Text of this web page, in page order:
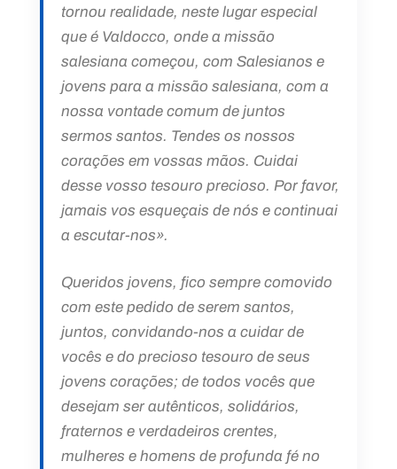
tornou realidade, neste lugar especial
que é Valdocco, onde a missão
salesiana começou, com Salesianos e
jovens para a missão salesiana, com a
nossa vontade comum de juntos
sermos santos. Tendes os nossos
corações em vossas mãos. Cuidai
desse vosso tesouro precioso. Por favor,
jamais vos esqueçais de nós e continuai
a escutar-nos».
Queridos jovens, fico sempre comovido
com este pedido de serem santos,
juntos, convidando-nos a cuidar de
vocês e do precioso tesouro de seus
jovens corações; de todos vocês que
desejam ser autênticos, solidários,
fraternos e verdadeiros crentes,
mulheres e homens de profunda fé no